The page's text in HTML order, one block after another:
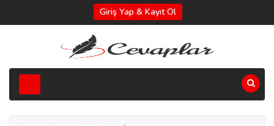
Giriş Yap & Kayıt Ol